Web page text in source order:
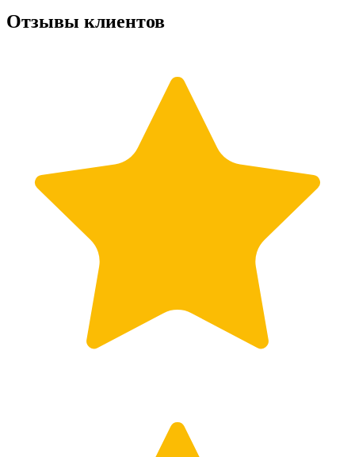
Отзывы клиентов